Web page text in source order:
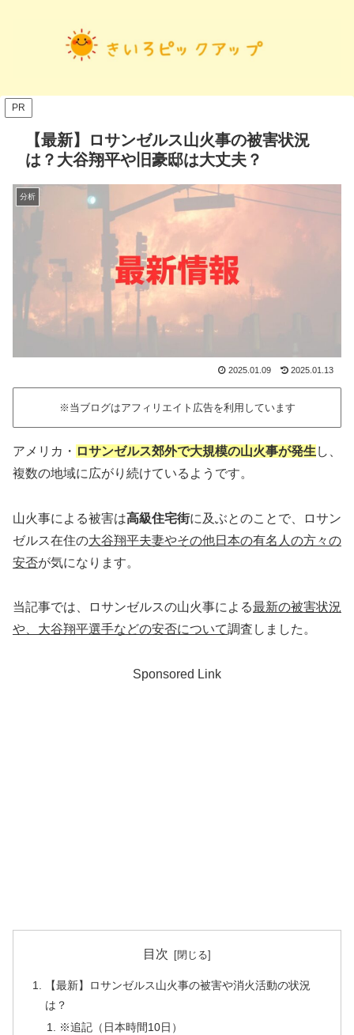
PR
【最新】ロサンゼルス山火事の被害状況
は？大谷翔平や旧豪邸は大丈夫？
分析
2025.01.09 2025.01.13
※当ブログはアフィリエイト広告を利用しています
アメリカ・ ロサンゼルス郊外で大規模の山火事が発生 し、
複数の地域に広がり続けているようです。
山火事による被害は高級住宅街に及ぶとのことで、ロサン
ゼルス在住の大谷翔平夫妻やその他日本の有名人の方々の
安否が気になります。
当記事では、ロサンゼルスの山火事による最新の被害状況
や、大谷翔平選手などの安否について調査しました。
Sponsored Link
目次
【最新】ロサンゼルス山火事の被害や消火活動の状況
は？
※追記（日本時間10日）